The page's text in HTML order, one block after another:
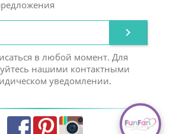

в любой момент. Для
нашими контактными
уведомлении.
FacebookPinterestInstagram